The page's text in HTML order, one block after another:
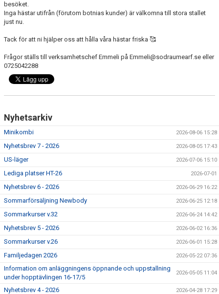
BOTNIA HÄSTKLINIK
SURF-HÄNG
TORSDAGSDRESSYREN
BOKNINGAR
besöket.
Inga hästar utifrån (förutom botnias kunder) är välkomna till stora stallet
just nu.
Tack för att ni hjälper oss att hålla våra hästar friska 🥰
Frågor ställs till verksamhetschef Emmeli på Emmeli@sodraumearf.se eller
0725042288
Nyhetsarkiv
Minikombi 2026-08-06 15:28
Nyhetsbrev 7 - 2026 2026-08-05 17:43
US-läger 2026-07-06 15:10
Lediga platser HT-26 2026-07-01
Nyhetsbrev 6 - 2026 2026-06-29 16:22
Sommarförsäljning Newbody 2026-06-25 12:18
Sommarkurser v.32 2026-06-24 14:42
Nyhetsbrev 5 - 2026 2026-06-02 16:36
Sommarkurser v.26 2026-06-01 15:28
Familjedagen 2026 2026-05-22 07:36
Information om anläggningens öppnande och uppstallning
under hopptävlingen 16-17/5
2026-05-05 11:04
Nyhetsbrev 4 - 2026 2026-04-28 17:29